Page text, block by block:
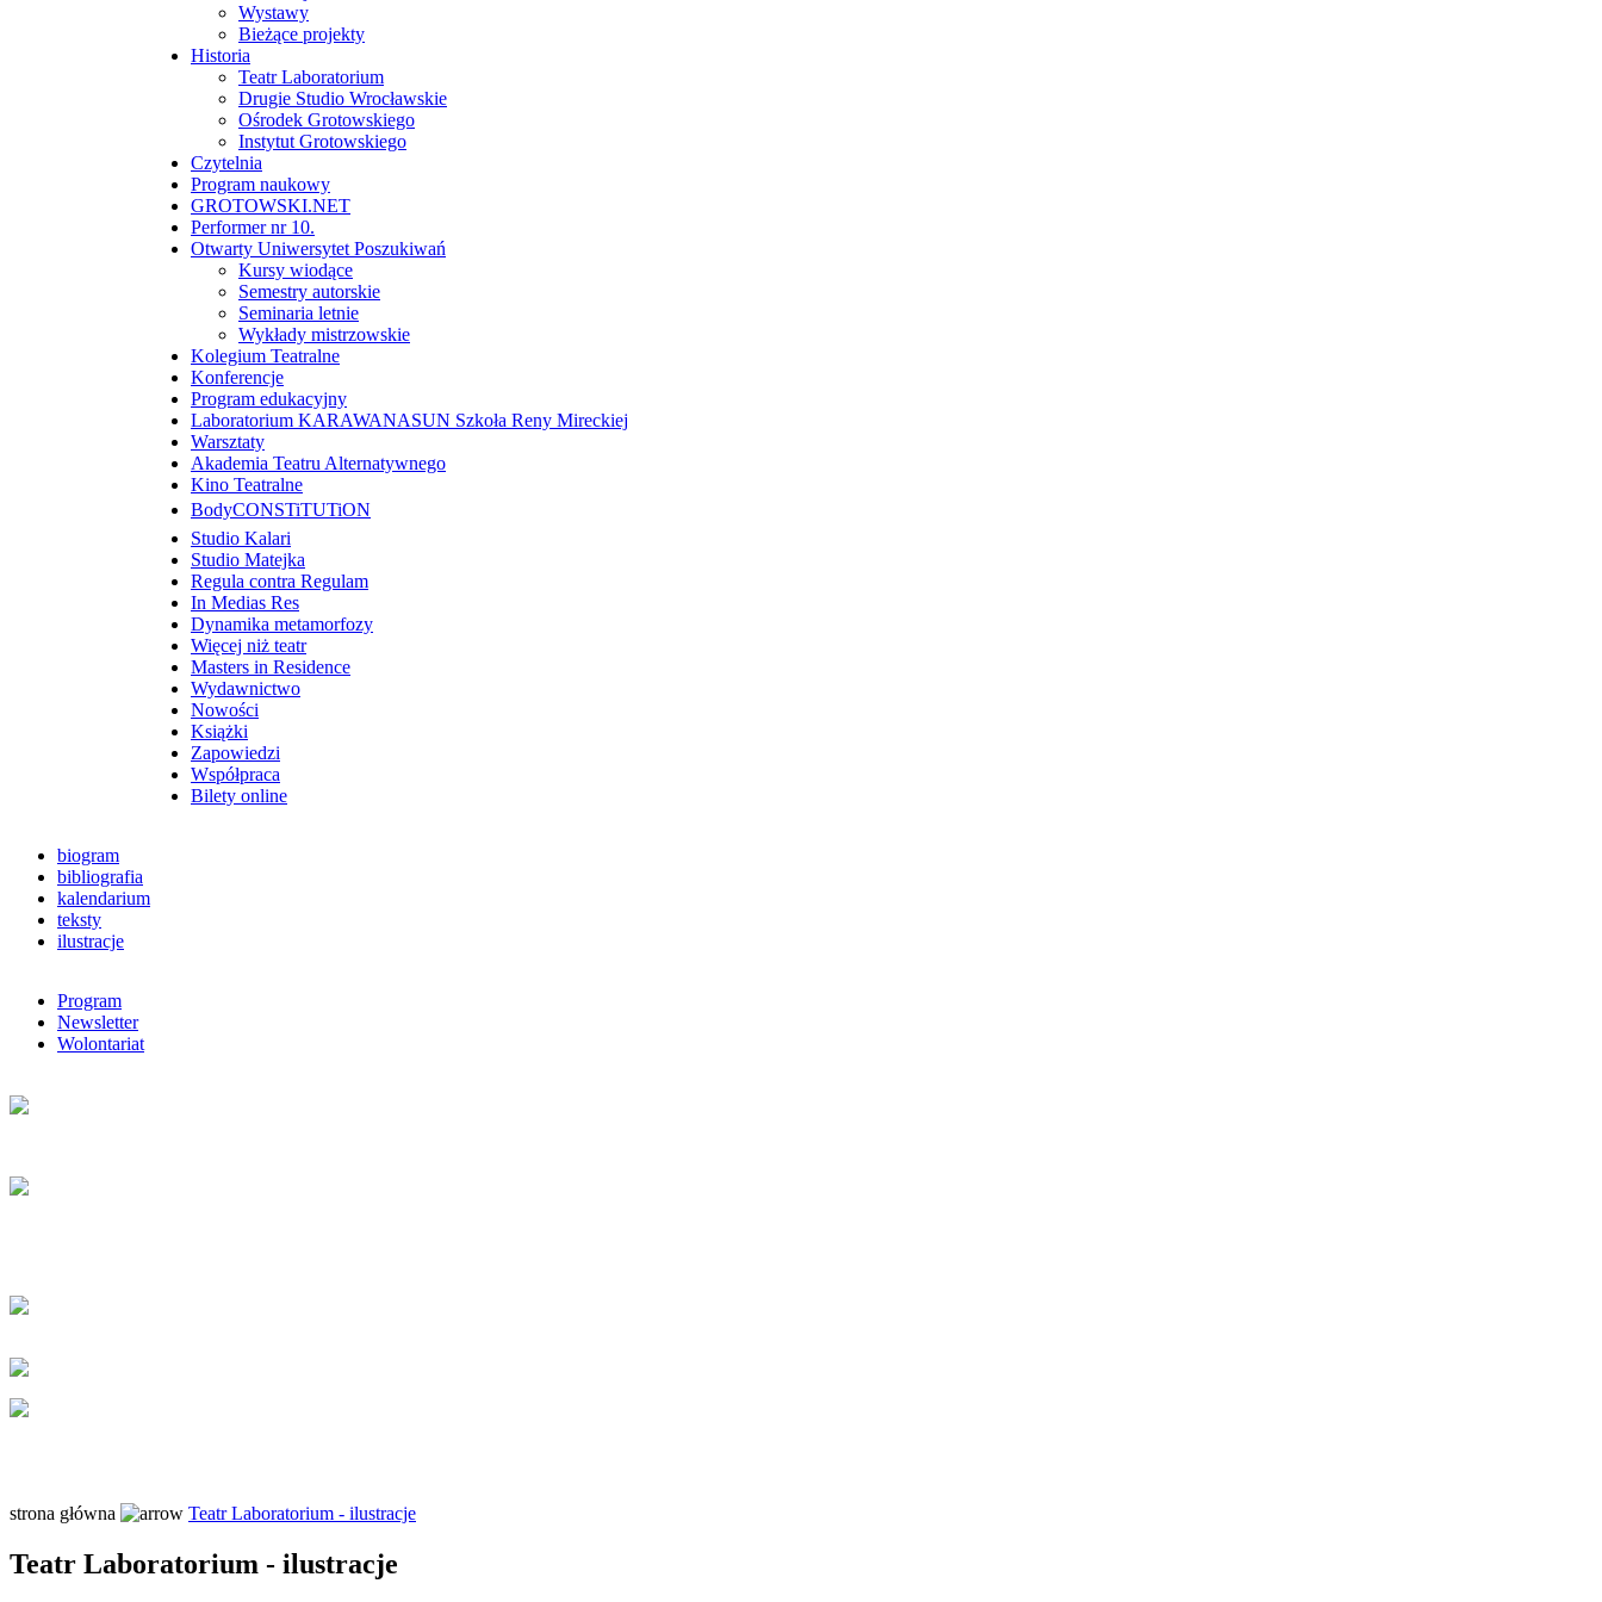
Wystawy
Bieżące projekty
Historia
Teatr Laboratorium
Drugie Studio Wrocławskie
Ośrodek Grotowskiego
Instytut Grotowskiego
Czytelnia
Program naukowy
GROTOWSKI.NET
Performer nr 10.
Otwarty Uniwersytet Poszukiwań
Kursy wiodące
Semestry autorskie
Seminaria letnie
Wykłady mistrzowskie
Kolegium Teatralne
Konferencje
Program edukacyjny
Laboratorium KARAWANASUN Szkoła Reny Mireckiej
Warsztaty
Akademia Teatru Alternatywnego
Kino Teatralne
BodyCONSTiTUTiON
Studio Kalari
Studio Matejka
Regula contra Regulam
In Medias Res
Dynamika metamorfozy
Więcej niż teatr
Masters in Residence
Wydawnictwo
Nowości
Książki
Zapowiedzi
Współpraca
Bilety online
biogram
bibliografia
kalendarium
teksty
ilustracje
Program
Newsletter
Wolontariat
strona główna Teatr Laboratorium - ilustracje
Teatr Laboratorium - ilustracje